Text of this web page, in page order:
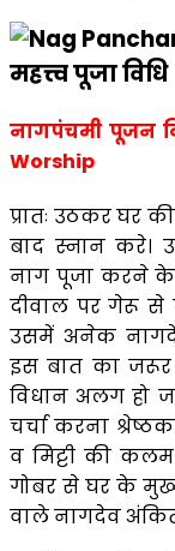
नागपंचमी पूजन
Worship
प्रातः उठकर घर
बाद स्नान करे।
नाग पूजा करने के
दीवाल पर गेरू से
उसमें अनेक
इस बात का
विधान अलग हो
चर्चा करना
व मिट्टी की
गोबर से घर के
वाले नागदेव